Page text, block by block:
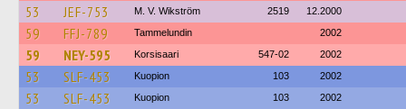
53 JEF-753 M. V. Wikström 2519 12.2000
59 FFJ-789 Tammelundin 2002
59 NEY-595 Korsisaari 547-02 2002
53 SLF-453 Kuopion 103 2002
53 SLF-453 Kuopion 103 2002